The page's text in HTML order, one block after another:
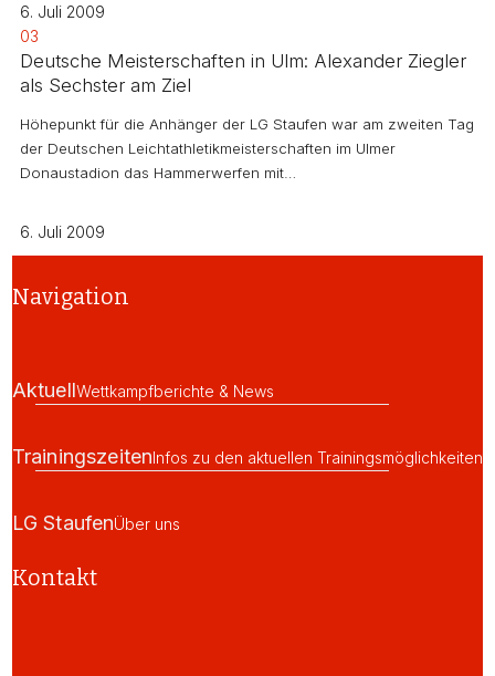
6. Juli 2009
03
Deutsche Meisterschaften in Ulm: Alexander Ziegler
als Sechster am Ziel
Höhepunkt für die Anhänger der LG Staufen war am zweiten Tag
der Deutschen Leichtathletikmeisterschaften im Ulmer
Donaustadion das Hammerwerfen mit…
6. Juli 2009
Navigation
AktuellWettkampfberichte & News
TrainingszeitenInfos zu den aktuellen Trainingsmöglichkeiten
LG StaufenÜber uns
Kontakt